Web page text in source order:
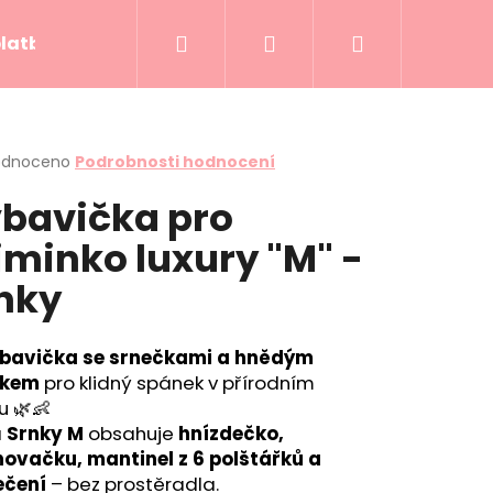
Kontakty Hodnocení obchodu
Přihlášení
Podrobnosti hodnocení
pro
luxury "M" -
se srnečkami a hnědým
pro klidný spánek v přírodním
🌿👶
Srnky M obsahuje hnízdečko,
mantinel z 6 polštářků a
– bez prostěradla.
SKY